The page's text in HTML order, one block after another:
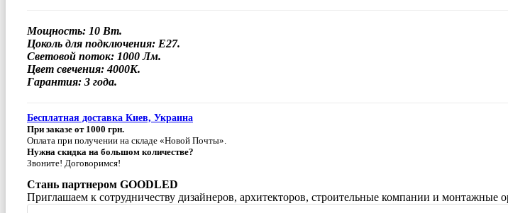
Мощность: 10 Вт.
Цоколь для подключения: E27.
Световой поток: 1000 Лм.
Цвет свечения: 4000K.
Гарантия: 3 года.
Бесплатная доставка Киев, Украина
При заказе от 1000 грн.
Оплата при получении на складе «Новой Почты».
Нужна скидка на большом количестве?
Звоните! Договоримся!
Стань партнером GOODLED
Приглашаем к сотрудничеству дизайнеров, архитекторов, строительные компании и